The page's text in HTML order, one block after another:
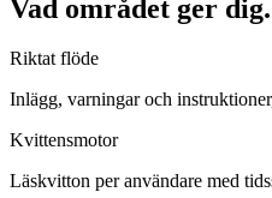
Vad området ger dig.
Riktat flöde
Inlägg, varningar och
Kvittensmotor
Läskvitton per användare med